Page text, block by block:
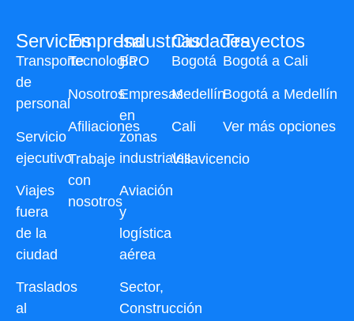
Servicios
Transporte
de
personal
Servicio
ejecutivo
Viajes
fuera
de la
ciudad
Traslados
al
Industrias
BPO
Empresas
en
zonas
industriales
Aviación
y
logística
aérea
Sector,
Construcción
Ciudades
Bogotá
Medellín
Cali
Villavicencio
Trayectos
Bogotá a Cali
Bogotá a Medellín
Ver más opciones
Empresa
Tecnología
Nosotros
Afiliaciones
Trabaje
con
nosotros